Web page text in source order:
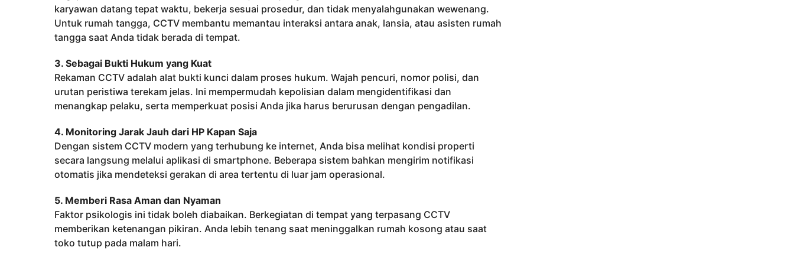
karyawan datang tepat waktu, bekerja sesuai prosedur, dan tidak menyalahgunakan wewenang.
Untuk rumah tangga, CCTV membantu memantau interaksi antara anak, lansia, atau asisten rumah
tangga saat Anda tidak berada di tempat.
3. Sebagai Bukti Hukum yang Kuat
Rekaman CCTV adalah alat bukti kunci dalam proses hukum. Wajah pencuri, nomor polisi, dan
urutan peristiwa terekam jelas. Ini mempermudah kepolisian dalam mengidentifikasi dan
menangkap pelaku, serta memperkuat posisi Anda jika harus berurusan dengan pengadilan.
4. Monitoring Jarak Jauh dari HP Kapan Saja
Dengan sistem CCTV modern yang terhubung ke internet, Anda bisa melihat kondisi properti
secara langsung melalui aplikasi di smartphone. Beberapa sistem bahkan mengirim notifikasi
otomatis jika mendeteksi gerakan di area tertentu di luar jam operasional.
5. Memberi Rasa Aman dan Nyaman
Faktor psikologis ini tidak boleh diabaikan. Berkegiatan di tempat yang terpasang CCTV
memberikan ketenangan pikiran. Anda lebih tenang saat meninggalkan rumah kosong atau saat
toko tutup pada malam hari.